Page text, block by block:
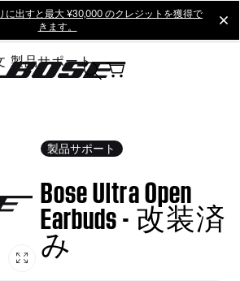
に出すと最大 ¥30,000 のクレジットを獲得で
きます。
製品サポート
製品サポート
Bose Ultra Open
Earbuds - 改装済
み